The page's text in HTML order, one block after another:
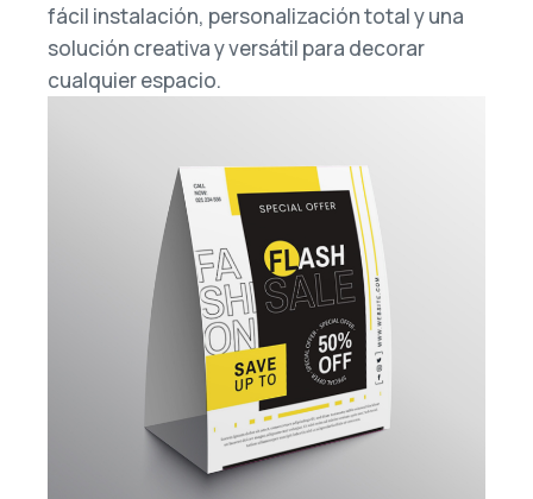
fácil instalación, personalización total y una
solución creativa y versátil para decorar
cualquier espacio.